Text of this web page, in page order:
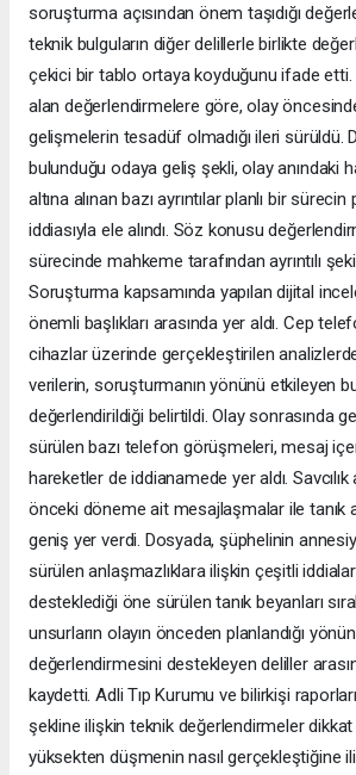
soruşturma açısından önem taşıdığı
teknik bulguların diğer delillerle birlikte
çekici bir tablo ortaya koyduğunu ifade
alan değerlendirmelere göre, olay
gelişmelerin tesadüf olmadığı ileri sürüldü.
bulunduğu odaya geliş şekli, olay anındaki
altına alınan bazı ayrıntılar planlı bir
iddiasıyla ele alındı. Söz konusu
sürecinde mahkeme tarafından ayrıntılı
Soruşturma kapsamında yapılan dijital
önemli başlıkları arasında yer aldı. Cep
cihazlar üzerinde gerçekleştirilen
verilerin, soruşturmanın yönünü etkileyen
değerlendirildiği belirtildi. Olay sonrasında
sürülen bazı telefon görüşmeleri, mesaj
hareketler de iddianamede yer aldı. Savcılık
önceki döneme ait mesajlaşmalar ile tanık
geniş yer verdi. Dosyada, şüphelinin
sürülen anlaşmazlıklara ilişkin çeşitli
desteklediği öne sürülen tanık beyanları
unsurların olayın önceden planlandığı
değerlendirmesini destekleyen deliller
kaydetti. Adli Tıp Kurumu ve bilirkişi
şekline ilişkin teknik değerlendirmeler
yüksekten düşmenin nasıl gerçekleştiğine